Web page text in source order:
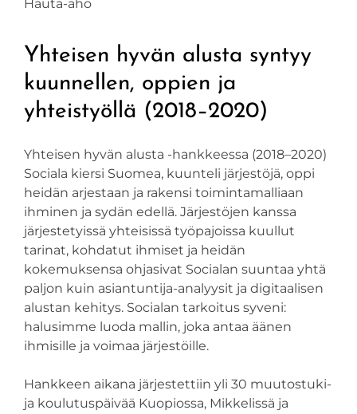
Hauta-aho
Yhteisen hyvän alusta syntyy
kuunnellen, oppien ja
yhteistyöllä (2018–2020)
Yhteisen hyvän alusta -hankkeessa (2018–2020)
Sociala kiersi Suomea, kuunteli järjestöjä, oppi
heidän arjestaan ja rakensi toimintamalliaan
ihminen ja sydän edellä. Järjestöjen kanssa
järjestetyissä yhteisissä työpajoissa kuullut
tarinat, kohdatut ihmiset ja heidän
kokemuksensa ohjasivat Socialan suuntaa yhtä
paljon kuin asiantuntija-analyysit ja digitaalisen
alustan kehitys. Socialan tarkoitus syveni:
halusimme luoda mallin, joka antaa äänen
ihmisille ja voimaa järjestöille.
Hankkeen aikana järjestettiin yli 30 muutostuki-
ja koulutuspäivää Kuopiossa, Mikkelissä ja